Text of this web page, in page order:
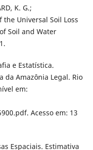
K. G.;
the Universal Soil Loss
Soil and Water
e Estatística.
da Amazônia Legal. Rio
em:
Acesso em: 13
Espaciais. Estimativa